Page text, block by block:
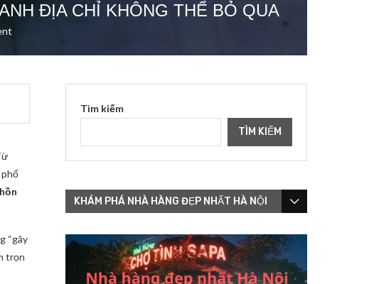
ĐỊA CHỈ KHÔNG THỂ BỎ QUA
hồn
“gây
trọn
Tìm kiếm
TÌM KIẾM
KHÁM PHÁ NHÀ HÀNG ĐẸP NHẤT HÀ NỘI